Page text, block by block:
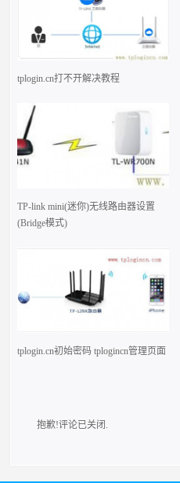
tplogin.cn打不开解决教程
TP-link mini(迷你)无线路由器设置
(Bridge模式)
tplogin.cn初始密码 tplogincn管理页面
抱歉!评论已关闭.